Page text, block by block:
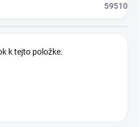
59510
k tejto položke.